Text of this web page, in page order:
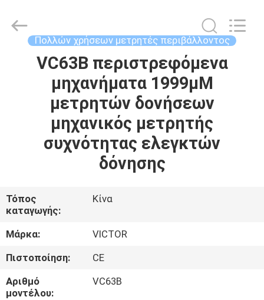
ΣΠΊΤΙ
ΠΡΟΪΌΝΤΑ
ΠΕΡΊΠΟΥ
ΓΎΡΟΣ
ΕΡΓΟΣΤΑΣΊΩΝ
ΠΟΙΟΤΙΚΌΣ
ΈΛΕΓΧΟΣ
Rights
Πολλών χρήσεων μετρητές περιβάλλοντος
VC63B περιστρεφόμενα
μηχανήματα 1999μM
μετρητών δονήσεων
μηχανικός μετρητής
συχνότητας ελεγκτών
δόνησης
Τόπος
καταγωγής:
Κίνα
Μάρκα:
VICTOR
Πιστοποίηση:
CE
Αριθμό
μοντέλου:
VC63B